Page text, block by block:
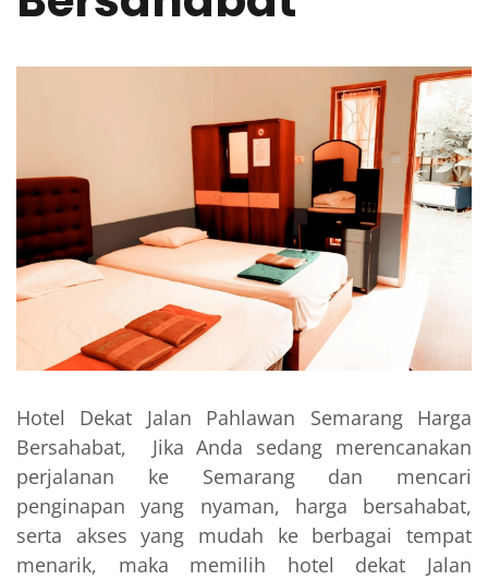
Hotel Dekat Jalan Pahlawan Semarang Harga
Bersahabat, Jika Anda sedang merencanakan
perjalanan ke Semarang dan mencari
penginapan yang nyaman, harga bersahabat,
serta akses yang mudah ke berbagai tempat
menarik, maka memilih hotel dekat Jalan